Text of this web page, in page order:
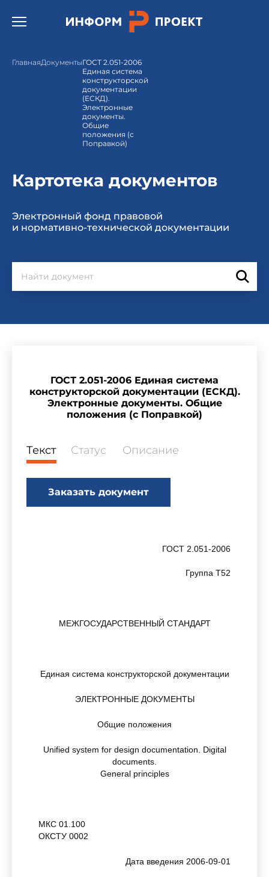
Открыть бургер меню.
ГлавнаяДокументыГОСТ 2.051-2006
Единая система
конструкторской
документации
(ЕСКД).
Электронные
документы.
Общие
положения (с
Поправкой)
Картотека документов
Электронный фонд правовой
и нормативно-технической документации
ГОСТ 2.051-2006 Единая система
конструкторской документации (ЕСКД).
Электронные документы. Общие
положения (с Поправкой)
Текст Статус Описание
Заказать документ
ГОСТ 2.051-2006
Группа Т52
МЕЖГОСУДАРСТВЕННЫЙ СТАНДАРТ
Единая система конструкторской документации
ЭЛЕКТРОННЫЕ ДОКУМЕНТЫ
Общие положения
Unified system for design documentation. Digital
documents.
General principles
МКС 01.100
ОКСТУ 0002
Дата введения 2006-09-01